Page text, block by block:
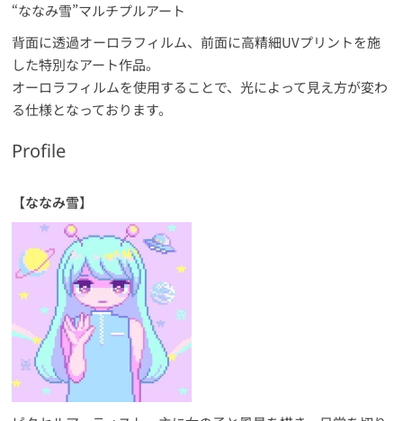
“ななみ雪”マルチプルアート
背面に透過オーロラフィルム、前面に高精細UVプリントを施
した特別なアート作品。
オーロラフィルムを使用することで、光によって見え方が変わ
る仕様となっております。
Profile
【ななみ雪】